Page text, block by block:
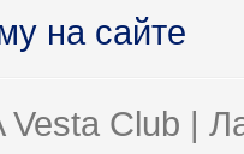
на сайте
Vesta Club |